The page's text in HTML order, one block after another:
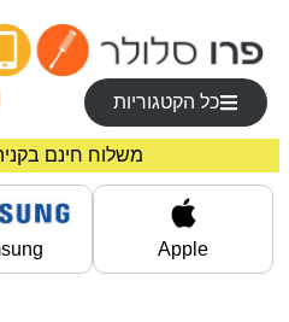
כל הקטגוריות
משלוח חינם בקניה מעל
מחירים מיוחדים
Apple